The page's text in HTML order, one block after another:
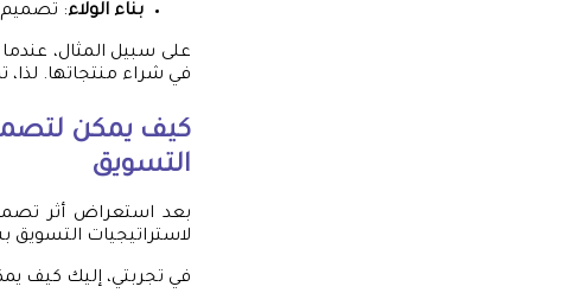
بناء الولاء: تصميم
على سبيل المثال، عندما
في شراء منتجاتها. لذا،
كيف يمكن
التسويق
بعد استعراض أثر
لاستراتيجيات التسويق
في تجربتي، إليك كيف